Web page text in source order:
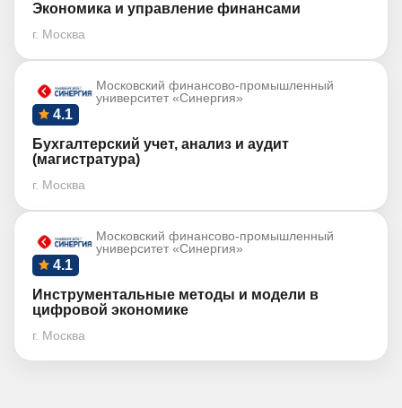
Экономика и управление финансами
г. Москва
Московский финансово-промышленный
университет «Синергия»
4.1
Бухгалтерский учет, анализ и аудит
(магистратура)
г. Москва
Московский финансово-промышленный
университет «Синергия»
4.1
Инструментальные методы и модели в
цифровой экономике
г. Москва